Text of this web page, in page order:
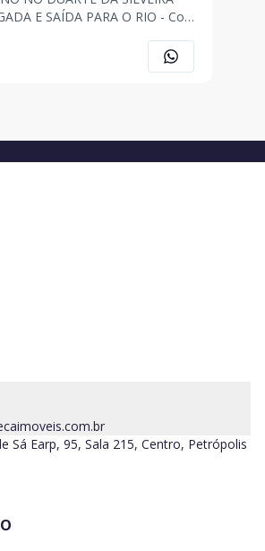
E SAÍDA PARA O RIO - Com
comércio como para residência.
Sá Earp, 95, Sala 215, Centro, Petrópolis